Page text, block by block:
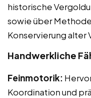
historische
sowie über
Konservierung alter
Handwerkliche
Feinmotorik:
Koordination und